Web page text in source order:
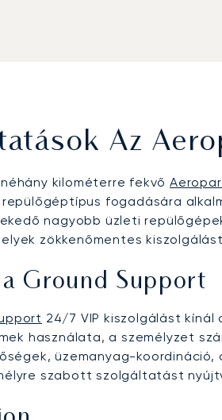
Az
kilométerre fekvő
repülőgéptípus fogadására
nagyobb üzleti
zökkenőmentes
Ground Support
24/7 VIP kiszolgálást
használata, a személyzet
üzemanyag-
szabott szolgáltatást